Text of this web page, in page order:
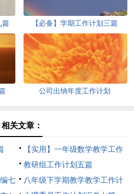
篇 【必备】学期工作计划三篇
公司出纳年度工作计划
关文章：
【实用】一年级数学教学工作
计划三篇
教研组工作计划五篇
七
八年级下学期教学教学工作计